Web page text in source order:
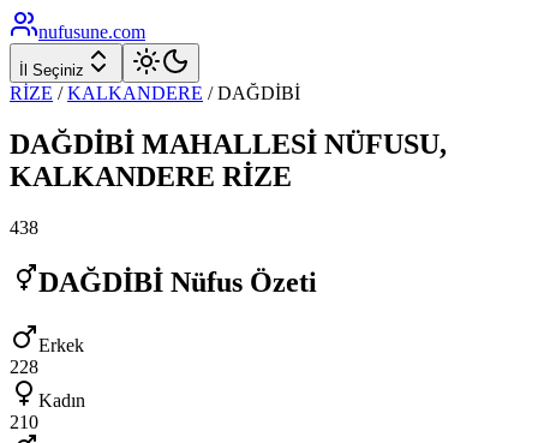
nufusune.com
İl Seçiniz
RİZE / KALKANDERE /DAĞDİBİ
DAĞDİBİ MAHALLESİ NÜFUSU,
KALKANDERE RİZE
438
DAĞDİBİ Nüfus Özeti
Erkek
228
Kadın
210